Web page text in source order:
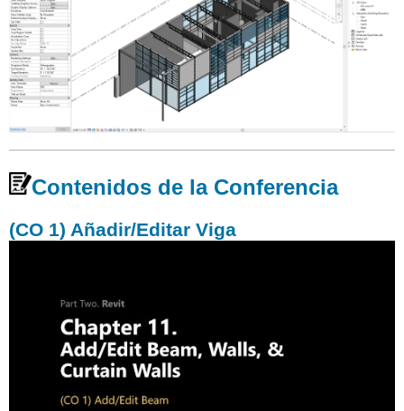
Contenidos de la Conferencia
(CO 1) Añadir/Editar Viga